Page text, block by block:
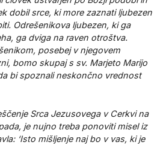
dobil srce, ki more zaznati ljubezen
Odrešenikova ljubezen, ki ga
ga dviga na raven otroštva.
posebej v njegovem
bomo skupaj s sv. Marjeto Marijo
bi spoznali neskončno vrednost
Srca Jezusovega v Cerkvi na
je nujno treba ponoviti misel iz
‘Isto mišljenje naj bo v vas, ki je